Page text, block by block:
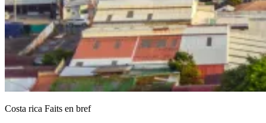
Costa rica Faits en bref